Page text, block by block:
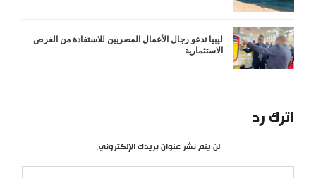
ليبيا تدعو رجال الأعمال المصريين للاستفادة من الفرص
الاستثمارية
اترك رد
لن يتم نشر عنوان بريدك الإلكتروني.